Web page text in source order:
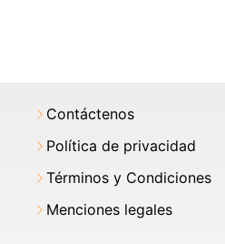
Contáctenos
Política de privacidad
Términos y Condiciones
Menciones legales